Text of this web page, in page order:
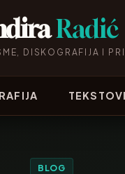
Radić
DISKOGRAFIJA I
BLOG